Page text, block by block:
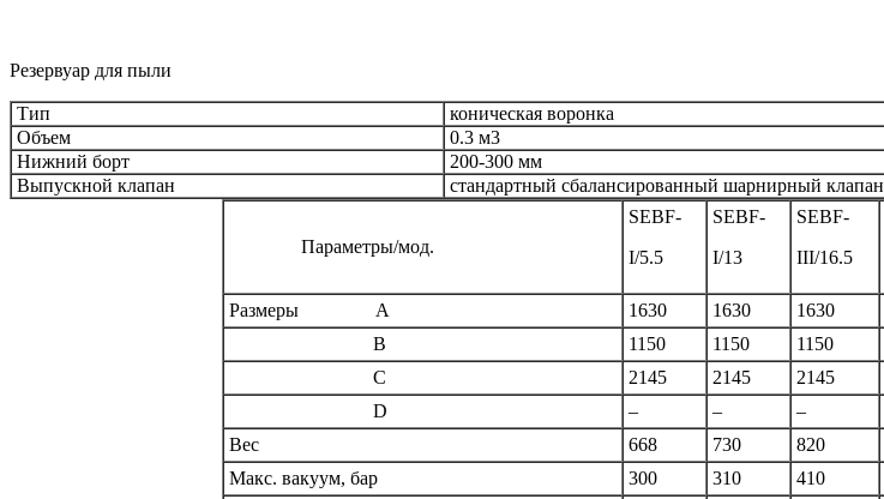
Резервуар для пыли
Тип
коническая воронка
Объем
0.3 м3
Нижний борт
200-300 мм
Выпускной клапан
стандартный сбалансированный шарнирный клапан
Параметры/мод.
SEBF-
I/5.5
SEBF-
I/13
SEBF-
III/16.5
Размеры A 1630 1630 1630
B
1150 1150 1150
C
2145 2145 2145
D
– – –
Вес
668 730 820
Макс. вакуум, бар
300 310 410